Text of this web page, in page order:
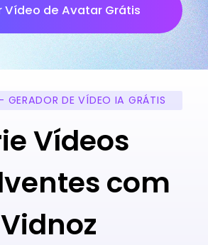
DE VÍDEO IA GRÁTIS
Vídeos
com
Vidnoz
Vídeo de Avatar Grátis